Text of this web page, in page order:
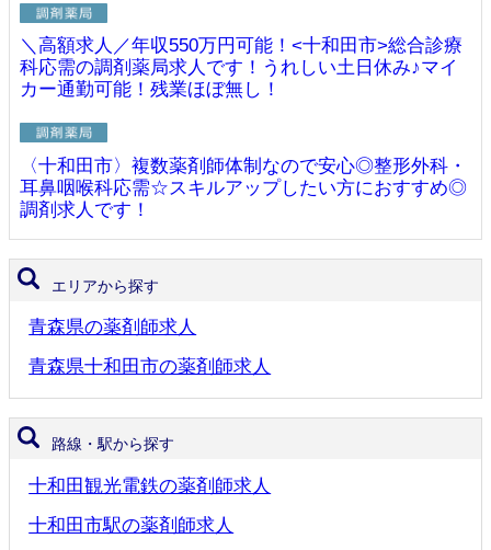
＼高額求人／年収550万円可能！<十和田市>総合診療
科応需の調剤薬局求人です！うれしい土日休み♪マイ
カー通勤可能！残業ほぼ無し！
〈十和田市〉複数薬剤師体制なので安心◎整形外科・
耳鼻咽喉科応需☆スキルアップしたい方におすすめ◎
調剤求人です！
エリアから探す
青森県の薬剤師求人
青森県十和田市の薬剤師求人
路線・駅から探す
十和田観光電鉄の薬剤師求人
十和田市駅の薬剤師求人